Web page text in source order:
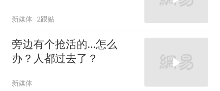
新媒体 2跟贴
旁边有个抢活的…怎么
办？人都过去了？
新媒体